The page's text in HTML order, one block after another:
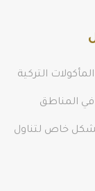
التركية
في المناطق
خاص لتناول